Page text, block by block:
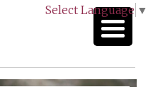
Select Language ▼